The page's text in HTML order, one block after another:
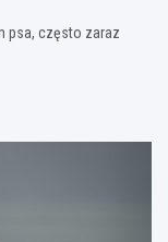
psa, często zaraz